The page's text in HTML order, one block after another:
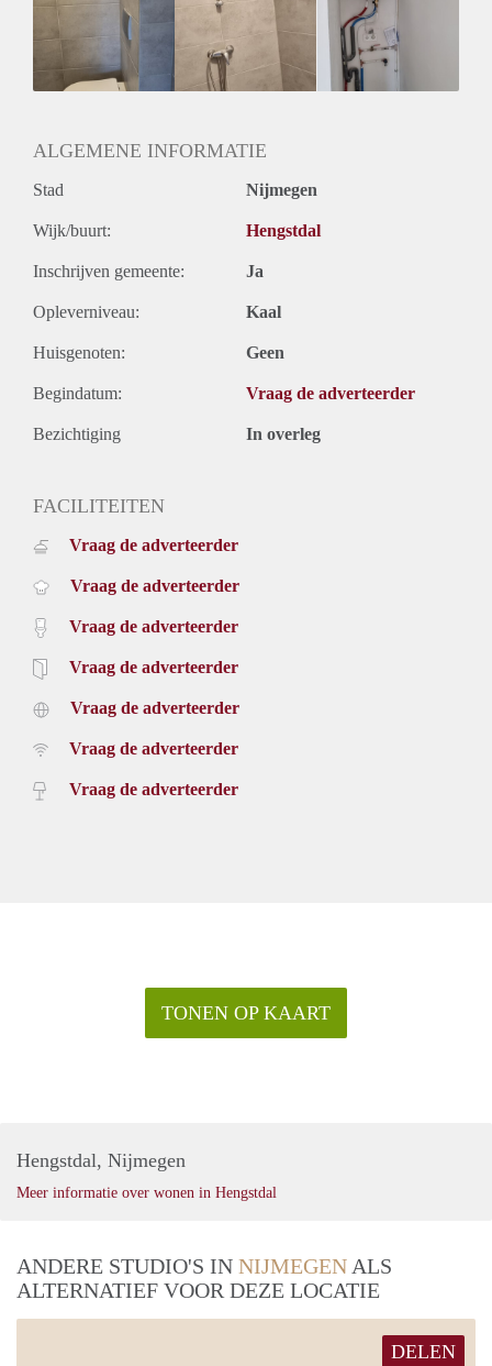
ALGEMENE INFORMATIE
Stad Nijmegen
Wijk/buurt: Hengstdal
Inschrijven gemeente: Ja
Opleverniveau: Kaal
Huisgenoten: Geen
Begindatum: Vraag de adverteerder
Bezichtiging In overleg
FACILITEITEN
Vraag de adverteerder
Vraag de adverteerder
Vraag de adverteerder
Vraag de adverteerder
Vraag de adverteerder
Vraag de adverteerder
Vraag de adverteerder
TONEN OP KAART
Hengstdal, Nijmegen
Meer informatie over wonen in Hengstdal
ANDERE STUDIO'S IN NIJMEGEN ALS
ALTERNATIEF VOOR DEZE LOCATIE
DELEN